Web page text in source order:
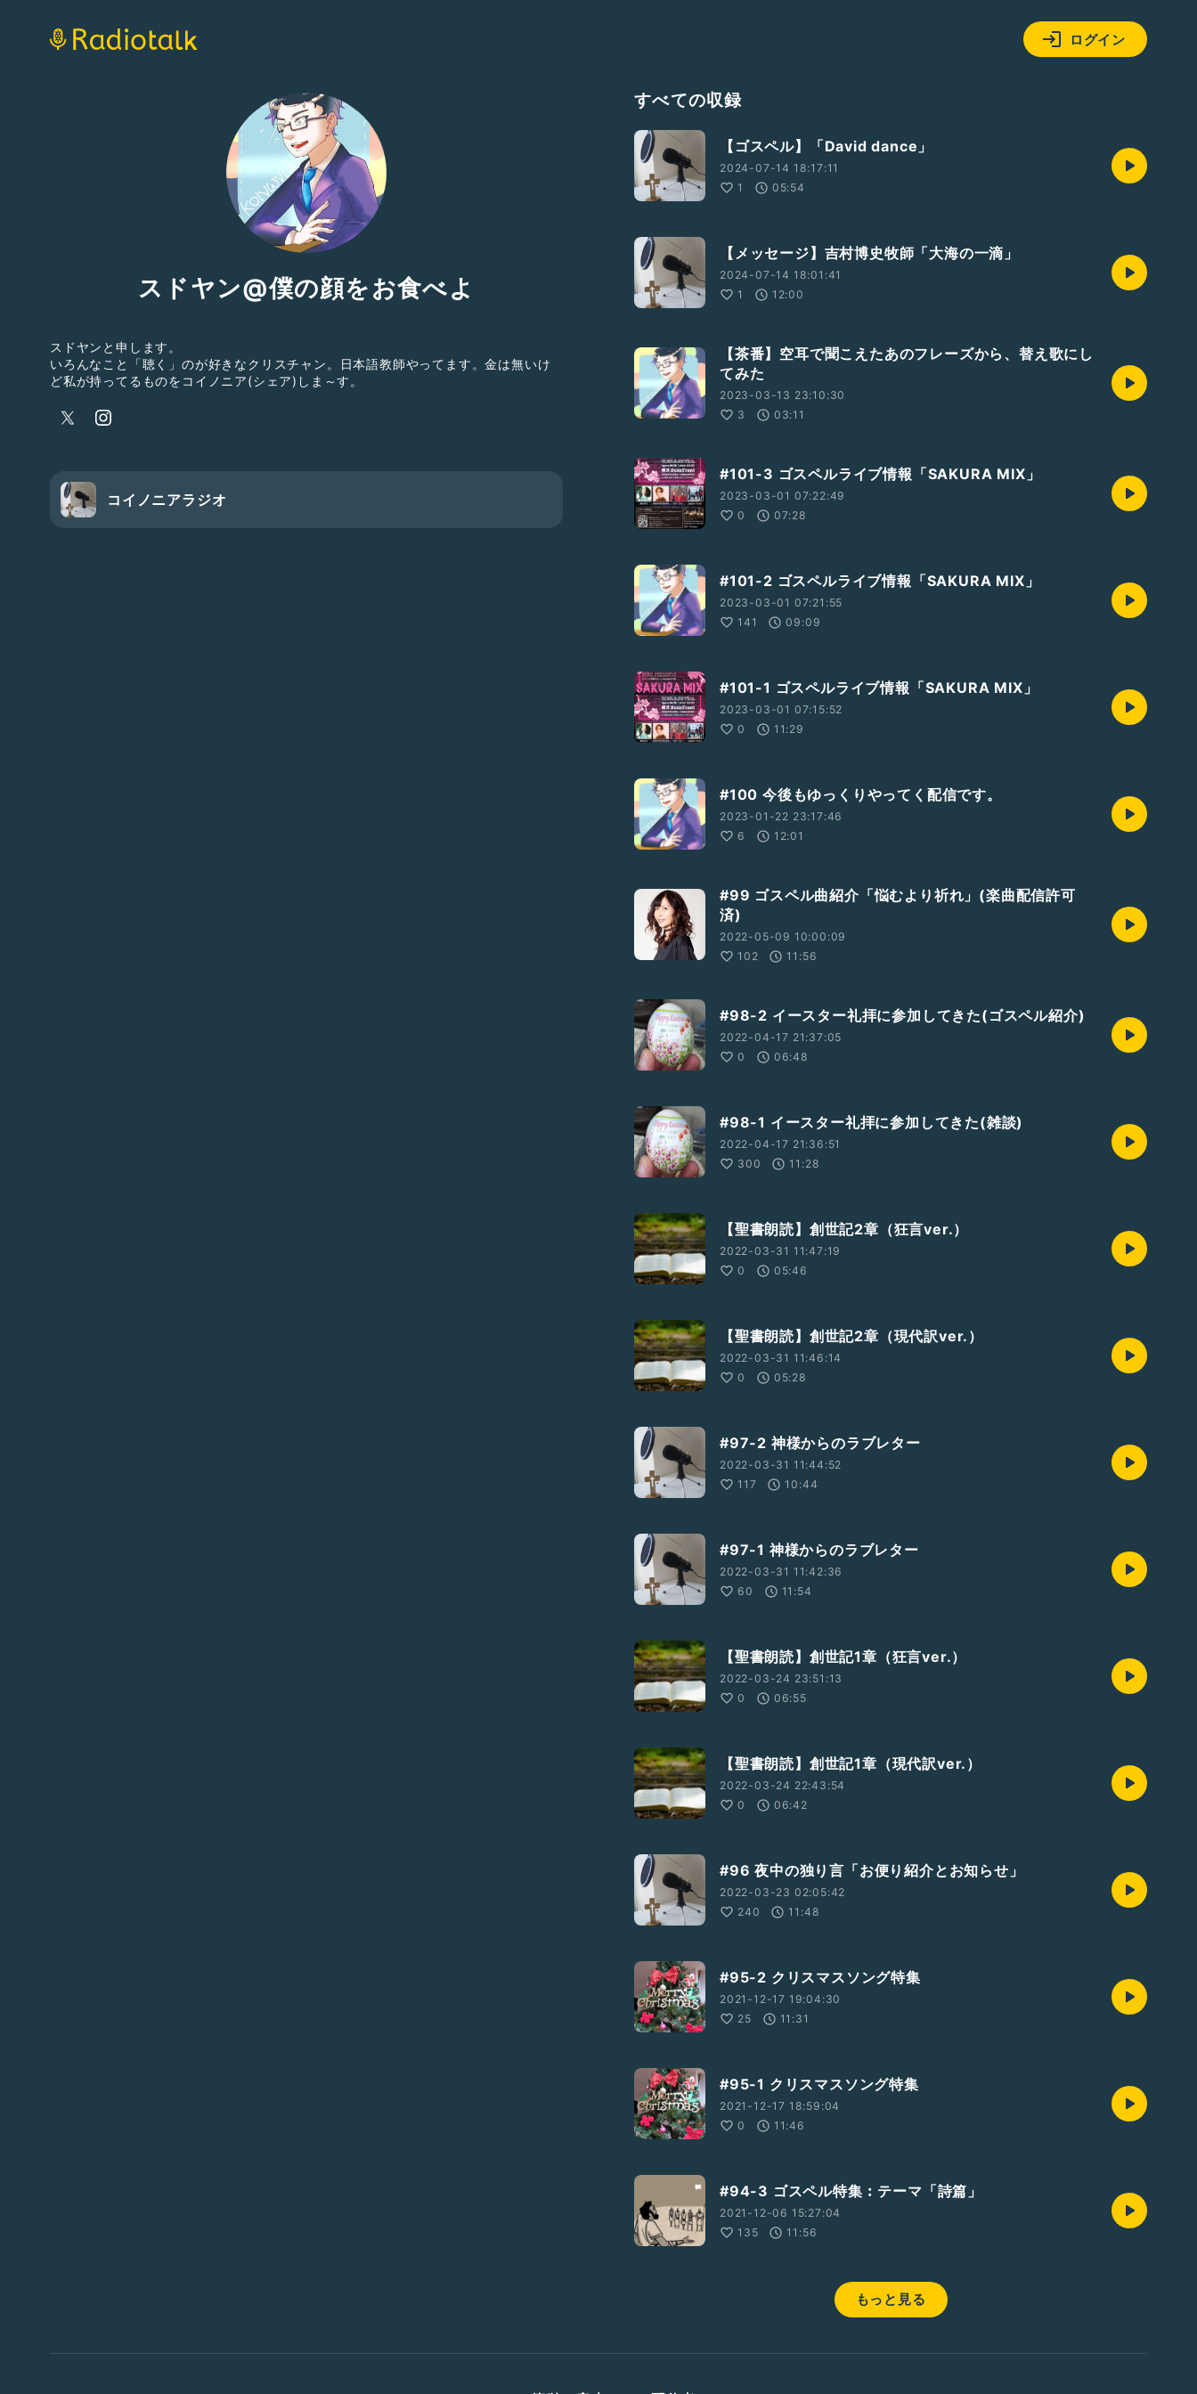
ログイン
スドヤン@僕の顔をお食べよ
スドヤンと申します。
いろんなこと「聴く」のが好きなクリスチャン。日本語教師やってます。金は無いけ
ど私が持ってるものをコイノニア(シェア)しま～す。
コイノニアラジオ
すべての収録
【ゴスペル】「David dance」
2024-07-14 18:17:11
1
05:54
【メッセージ】吉村博史牧師「大海の一滴」
2024-07-14 18:01:41
1
12:00
【茶番】空耳で聞こえたあのフレーズから、替え歌にし
てみた
2023-03-13 23:10:30
3
03:11
#101-3 ゴスペルライブ情報「SAKURA MIX」
2023-03-01 07:22:49
0
07:28
#101-2 ゴスペルライブ情報「SAKURA MIX」
2023-03-01 07:21:55
141
09:09
#101-1 ゴスペルライブ情報「SAKURA MIX」
2023-03-01 07:15:52
0
11:29
#100 今後もゆっくりやってく配信です。
2023-01-22 23:17:46
6
12:01
#99 ゴスペル曲紹介「悩むより祈れ」(楽曲配信許可
済)
2022-05-09 10:00:09
102
11:56
#98-2 イースター礼拝に参加してきた(ゴスペル紹介)
2022-04-17 21:37:05
0
06:48
#98-1 イースター礼拝に参加してきた(雑談)
2022-04-17 21:36:51
300
11:28
【聖書朗読】創世記2章（狂言ver.）
2022-03-31 11:47:19
0
05:46
【聖書朗読】創世記2章（現代訳ver.）
2022-03-31 11:46:14
0
05:28
#97-2 神様からのラブレター
2022-03-31 11:44:52
117
10:44
#97-1 神様からのラブレター
2022-03-31 11:42:36
60
11:54
【聖書朗読】創世記1章（狂言ver.）
2022-03-24 23:51:13
0
06:55
【聖書朗読】創世記1章（現代訳ver.）
2022-03-24 22:43:54
0
06:42
#96 夜中の独り言「お便り紹介とお知らせ」
2022-03-23 02:05:42
240
11:48
#95-2 クリスマスソング特集
2021-12-17 19:04:30
25
11:31
#95-1 クリスマスソング特集
2021-12-17 18:59:04
0
11:46
#94-3 ゴスペル特集︰テーマ「詩篇」
2021-12-06 15:27:04
135
11:56
もっと見る